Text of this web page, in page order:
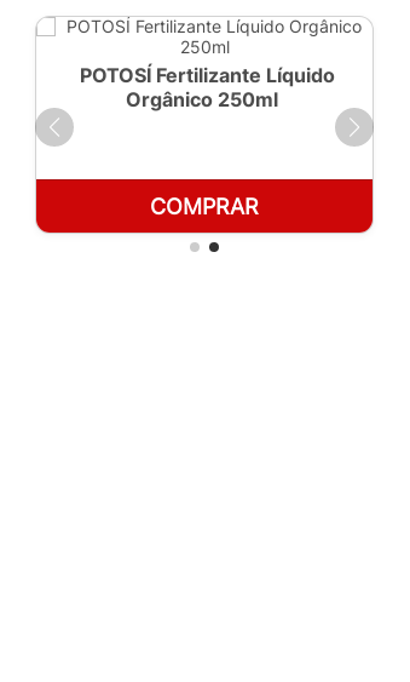
POTOSÍ Fertilizante Líquido
Orgânico 250ml
COMPRAR